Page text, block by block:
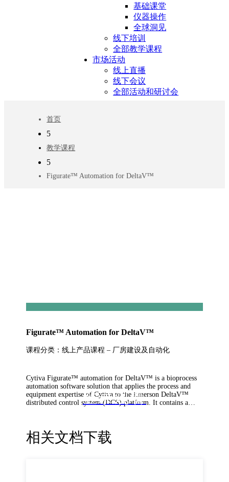
基础课堂
仪器操作
全球洞见
线下培训
全部教学课程
市场活动
线上直播
线下会议
全部活动和研讨会
首页
5
教学课程
5
Figurate™ Automation for DeltaV™
登录观看
Figurate™ Automation for DeltaV™
课程分类：线上产品课程 – 厂房建设及自动化
Cytiva Figurate™ automation for DeltaV™ is a bioprocess
automation software solution that applies the process and
equipment expertise of Cytiva to the Emerson DeltaV™
distributed control system (DCS) platform. It contains a
tested and pre-verified in compliance with regulatory
requirements (GAMP™5 and ISO9001) and is delivered
相关文档下载